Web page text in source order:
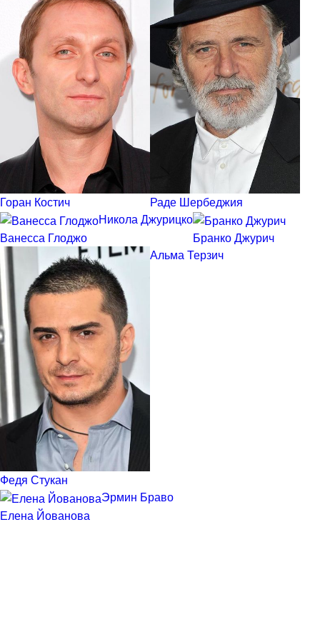
Горан Костич Раде Шербеджия
Ванесса Глоджо
Никола Джурицко
Бранко Джурич
Федя Стукан
Альма Терзич
Елена Йованова
Эрмин Браво